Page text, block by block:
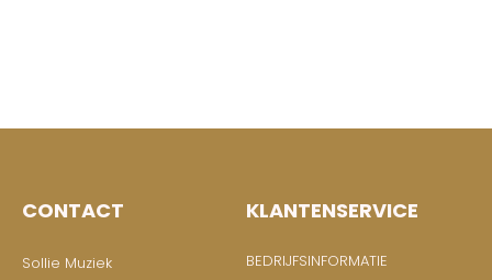
CONTACT
Sollie Muziek
KLANTENSERVICE
BEDRIJFSINFORMATIE